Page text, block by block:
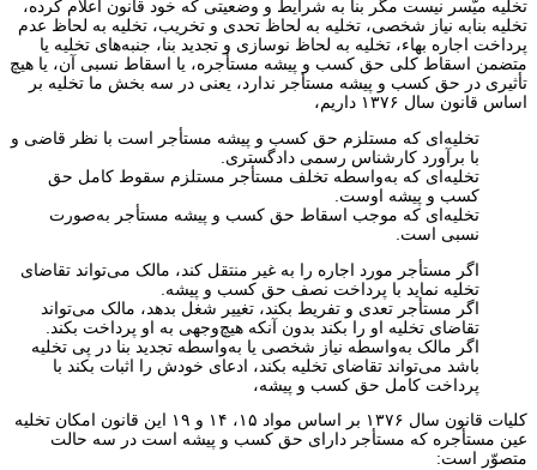
تخلیه میّسر نیست مگر بنا به شرایط و وضعیتی که خود قانون اعلام کرده،
تخلیه بنابه نیاز شخصی، تخلیه به لحاظ تحدی و تخریب، تخلیه به لحاظ عدم
پرداخت اجاره بهاء، تخلیه به لحاظ نوسازی و تجدید بنا، جنبه‌های تخلیه یا
متضمن اسقاط کلی حق کسب و پیشه مستأجره، یا اسقاط نسبی آن، یا هیچ
تأثیری در حق کسب و پیشه مستأجر ندارد، یعنی در سه بخش ما تخلیه بر
اساس قانون سال ۱۳۷۶ داریم،
تخلیه‌ای که مستلزم حق کسب و پیشه مستأجر است با نظر قاضی و
با برآورد کارشناس رسمی دادگستری.
تخلیه‌ای که به‌واسطه تخلف مستأجر مستلزم سقوط کامل حق
کسب و پیشه اوست.
تخلیه‌ای که موجب اسقاط حق کسب و پیشه مستأجر به‌صورت
نسبی است.
اگر مستأجر مورد اجاره را به غیر منتقل کند، مالک می‌تواند تقاضای
تخلیه نماید با پرداخت نصف حق کسب و پیشه.
اگر مستأجر تعدی و تفریط بکند، تغییر شغل بدهد، مالک می‌تواند
تقاضای تخلیه او را بکند بدون آنکه هیچ‌وجهی به او پرداخت بکند.
اگر مالک به‌واسطه نیاز شخصی یا به‌واسطه تجدید بنا در پی تخلیه
باشد می‌تواند تقاضای تخلیه بکند، ادعای خودش را اثبات بکند با
پرداخت کامل حق کسب و پیشه،
کلیات قانون سال ۱۳۷۶ بر اساس مواد ۱۵، ۱۴ و ۱۹ این قانون امکان تخلیه
عین مستأجره که مستأجر دارای حق کسب و پیشه است در سه حالت
متصوّر است: